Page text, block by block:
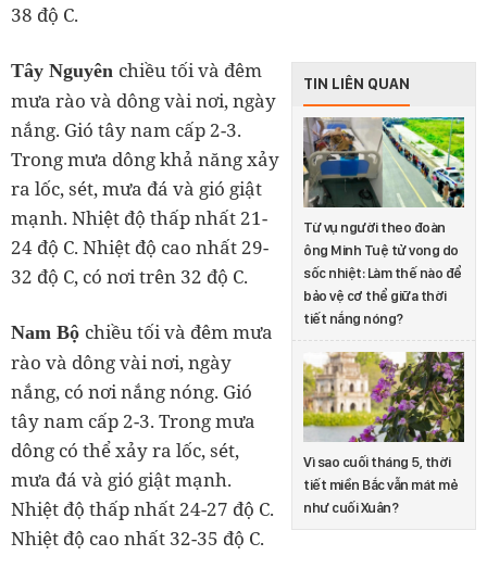
38 độ C.
TIN LIÊN QUAN
Từ vụ người theo đoàn
ông Minh Tuệ tử vong do
sốc nhiệt: Làm thế nào để
bảo vệ cơ thể giữa thời
tiết nắng nóng?
Vì sao cuối tháng 5, thời
tiết miền Bắc vẫn mát mẻ
như cuối Xuân?
Tây Nguyên chiều tối và đêm
mưa rào và dông vài nơi, ngày
nắng. Gió tây nam cấp 2-3.
Trong mưa dông khả năng xảy
ra lốc, sét, mưa đá và gió giật
mạnh. Nhiệt độ thấp nhất 21-
24 độ C. Nhiệt độ cao nhất 29-
32 độ C, có nơi trên 32 độ C.
Nam Bộ chiều tối và đêm mưa
rào và dông vài nơi, ngày
nắng, có nơi nắng nóng. Gió
tây nam cấp 2-3. Trong mưa
dông có thể xảy ra lốc, sét,
mưa đá và gió giật mạnh.
Nhiệt độ thấp nhất 24-27 độ C.
Nhiệt độ cao nhất 32-35 độ C.